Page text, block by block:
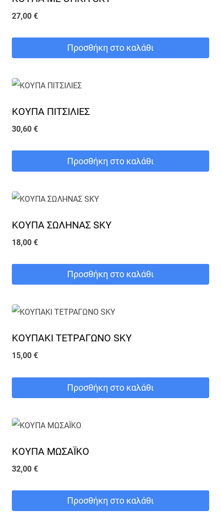
27,00 €
Προσθήκη στο καλάθι
ΚΟΥΠΑ ΠΙΤΣΙΛΙΕΣ
30,60 €
Προσθήκη στο καλάθι
ΚΟΥΠΑ ΣΩΛΗΝΑΣ SKY
18,00 €
Προσθήκη στο καλάθι
ΚΟΥΠΑΚΙ ΤΕΤΡΑΓΩΝΟ SKY
15,00 €
Προσθήκη στο καλάθι
ΚΟΥΠΑ ΜΩΣΑΪΚΟ
32,00 €
Προσθήκη στο καλάθι